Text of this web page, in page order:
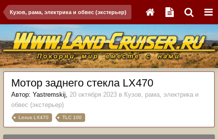
Кузов, рама, электрика и обвес (экстерьер)
Мотор заднего стекла LX470
Автор: Yastremskij, 20 октября 2023 в Кузов, рама, электрика и
обвес (экстерьер)
Lexus LX470 TLC 100